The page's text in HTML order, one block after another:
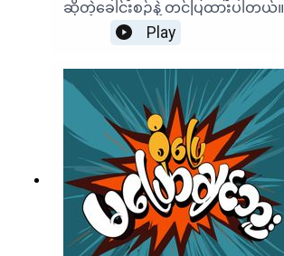
ဆိုတဲ့ခေါင်းစဉ်နဲ့ တင်ပြထားပါတယ်။
Play